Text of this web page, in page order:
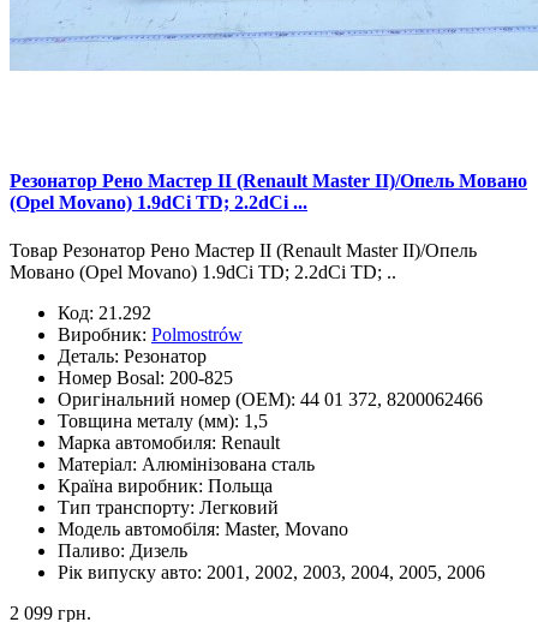
Резонатор Рено Мастер II (Renault Master II)/Опель Мовано
(Opel Movano) 1.9dCi TD; 2.2dCi ...
Товар Резонатор Рено Мастер II (Renault Master II)/Опель
Мовано (Opel Movano) 1.9dCi TD; 2.2dCi TD; ..
Код: 21.292
Виробник: Polmostrów
Деталь: Резонатор
Номер Bosal: 200-825
Оригінальний номер (OEM): 44 01 372, 8200062466
Товщина металу (мм): 1,5
Марка автомобиля: Renault
Матеріал: Алюмінізована сталь
Країна виробник: Польща
Тип транспорту: Легковий
Модель автомобіля: Master, Movano
Паливо: Дизель
Рік випуску авто: 2001, 2002, 2003, 2004, 2005, 2006
2 099 грн.